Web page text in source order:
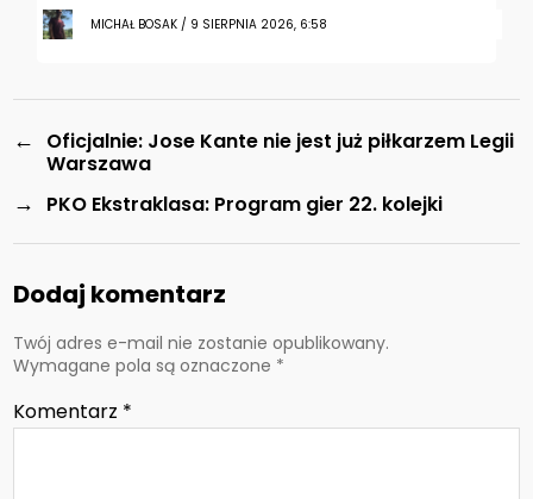
MICHAŁ BOSAK / 9 SIERPNIA 2026, 6:58
←
Oficjalnie: Jose Kante nie jest już piłkarzem Legii
Warszawa
→ PKO Ekstraklasa: Program gier 22. kolejki
Dodaj komentarz
Twój adres e-mail nie zostanie opublikowany.
Wymagane pola są oznaczone *
Komentarz *